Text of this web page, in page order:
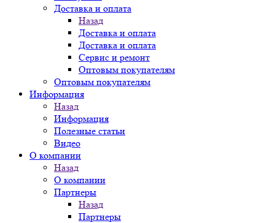
Доставка и оплата
Назад
Доставка и оплата
Доставка и оплата
Сервис и ремонт
Оптовым покупателям
Оптовым покупателям
Информация
Назад
Информация
Полезные статьи
Видео
О компании
Назад
О компании
Партнеры
Назад
Партнеры